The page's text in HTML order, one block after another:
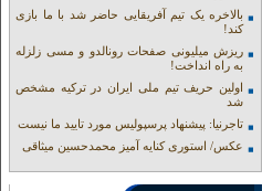
بالاخره یک تیم آفریقایی حاضر شد با ما بازی
کند!
ریزش میلیونی صفحات رونالدو و مسی زلزله
به راه انداخت!
اولین حریف تیم ملی ایران در ترکیه مشخص
شد
تاجرنیا: پیشنهاد پرسپولیس مورد تایید ما نیست
عکس/ استوری کنایه آمیز محمدحسین میثاقی